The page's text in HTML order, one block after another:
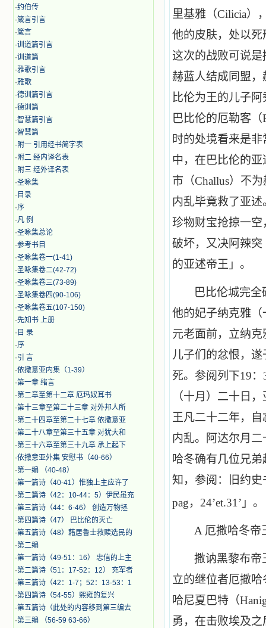
·约伯传
·箴言引言
·箴言
·训道篇引言
·训道篇
·雅歌引言
·雅歌
·德训篇引言
·德训篇
·智慧篇引言
·智慧篇
· 附一 引用经书简字表
· 附二 经内译名表
· 附三 经外译名表
·圣咏集
· 目录
·序
·凡 例
·圣咏集总论
·参考书目
·圣咏集卷一(1-41)
·圣咏集卷二(42-72)
·圣咏集卷三(73-89)
·圣咏集卷四(90-106)
·圣咏集卷五(107-150)
·先知书 上册
· 目 录
·序
·引 言
·​依撒意亚内集（1-39）
·第一章 绪言
·第二章至第十二章 厄玛奴耳书
·第十三章至第二十三章 对外邦人所
·第二十四章至第二十七章 依撒意亚
·第二十八章至第三十五章 对犹大和
·第三十六章至第三十九章 承上起下
·依撒意亚外集 安慰书（40-66）
·第一编 （40-48）
·第一篇诗（40-41）惟独上主应许了
·第二篇诗（42：10-44：5）伊民虽充
·第三篇诗（44：6-46） 创造万物拯
·第四篇诗（47） 巴比伦的灭亡
·第五篇诗（48）藉居鲁士救赎选民的
·第二编
·第一篇诗（49-51：16） 忠信的上主
·第二篇诗（51：17-52：12） 充军者
·第三篇诗（42：1-7；52：13-53：1
·第四篇诗（54-55）熙雍的复兴
·第五篇诗（此处的内容移到第三编去
·第三编 （56-59 63-66）
里基雅（Cilicia）
他的皮肤，处以
这次的战败可说
赫蓝人结成同盟
比伦为王的儿子
巴比伦的厄勒客（
时的处境看来是
中，在巴比伦的
市（Challus）不
内乱毕竟救了亚述
珍物财宝抢掠一
破坏，又决阿辣突
的亚述帝王」。
巴比伦城完
他的妃子纳克雅
元老面前，立纳
儿子们的忿恨，
死。参阅列下19：
（十月）二十日
王凡二十二年，
内乱。阿达尔月
哈冬确有几位兄
知，参阅：旧约
pag， 24’et.31 ’」。
A 厄撒哈冬帝
撒讷黑黎布帝
立的继位者厄撒
哈尼夏巴特（
勇，在击败埃及